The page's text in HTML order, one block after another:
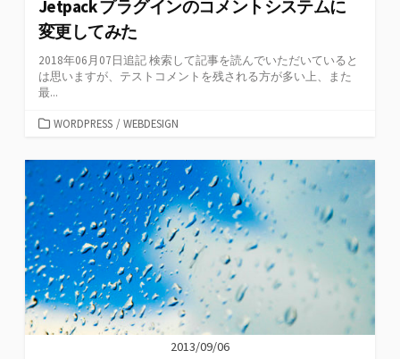
Jetpack プラグインのコメントシステムに
変更してみた
2018年06月07日追記 検索して記事を読んでいただいていると
は思いますが、テストコメントを残される方が多い上、また
最...
カ
ゴ
リ
WORDPRESS / WEBDESIGN
2013/09/06